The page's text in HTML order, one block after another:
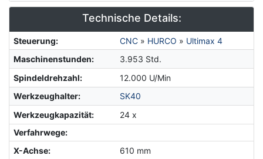
Technische Details:
Steuerung: CNC» HURCO » Ultimax 4
Maschinenstunden:
3.953 Std.
Spindeldrehzahl:
12.000 U/Min
Werkzeughalter:
SK40
Werkzeugkapazität:
24 x
Verfahrwege:
X-Achse:
610 mm